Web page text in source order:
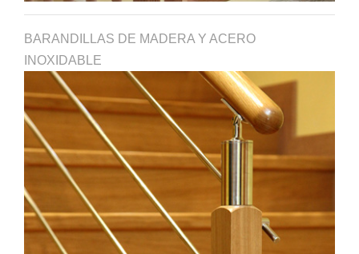
BARANDILLAS DE MADERA Y ACERO
INOXIDABLE